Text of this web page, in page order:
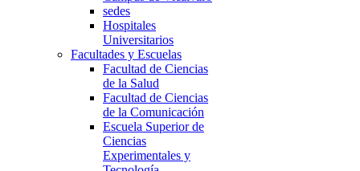
sedes
Hospitales
Universitarios
Facultades y Escuelas
Facultad de Ciencias
de la Salud
Facultad de Ciencias
de la Comunicación
Escuela Superior de
Ciencias
Experimentales y